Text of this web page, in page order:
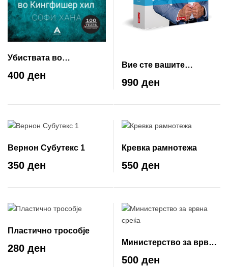
Убиствата во
Кингфишер хил
400 ден
Вие сте вашите
уверувања
990 ден
Вернон Субутекс 1
350 ден
Кревка рамнотежа
550 ден
Пластично трособје
280 ден
Министерство за врвна
среќа
500 ден